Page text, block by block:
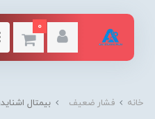
0
خانه فشار ضعیف بیمتال اشنایدر